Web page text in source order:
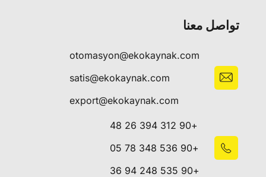
تواصل معنا
otomasyon@ekokaynak.com
satis@ekokaynak.com
export@ekokaynak.com
+90 312 394 26 48
+90 536 348 78 05
+90 535 248 94 36